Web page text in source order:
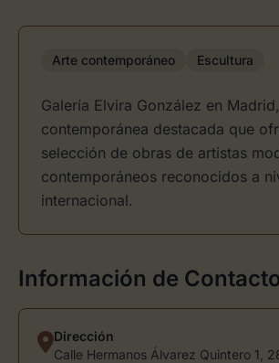
Arte contemporáneo Escultura
Galería Elvira González en
contemporánea destacada que
selección de obras de artistas
contemporáneos reconocidos a
internacional.
Información de
Dirección
Calle Hermanos Álvarez Quintero 1,